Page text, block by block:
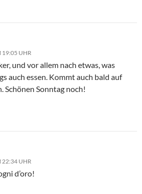
19:05 UHR
und vor allem nach etwas, was
auch essen. Kommt auch bald auf
Schönen Sonntag noch!
22:34 UHR
d’oro!